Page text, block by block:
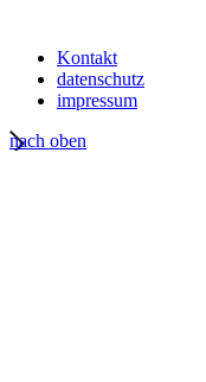
Kontakt
datenschutz
impressum
nach oben